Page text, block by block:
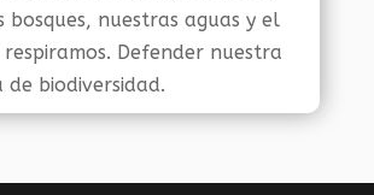
bosques, nuestras aguas y el
Defender nuestra
de biodiversidad.